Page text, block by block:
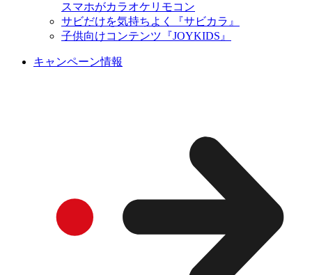
スマホがカラオケリモコン
サビだけを気持ちよく『サビカラ』
子供向けコンテンツ『JOYKIDS』
キャンペーン情報